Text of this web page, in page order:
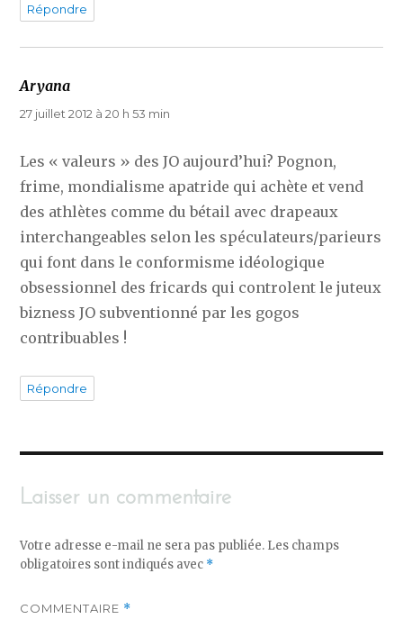
Répondre
Aryana
27 juillet 2012 à 20 h 53 min
Les « valeurs » des JO aujourd’hui? Pognon,
frime, mondialisme apatride qui achète et vend
des athlètes comme du bétail avec drapeaux
interchangeables selon les spéculateurs/parieurs
qui font dans le conformisme idéologique
obsessionnel des fricards qui controlent le juteux
bizness JO subventionné par les gogos
contribuables !
Répondre
Laisser un commentaire
Votre adresse e-mail ne sera pas publiée. Les champs
obligatoires sont indiqués avec *
COMMENTAIRE *